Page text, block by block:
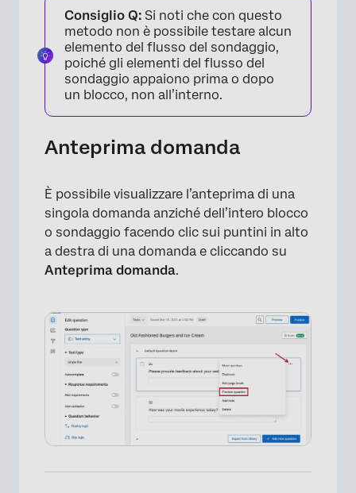
Consiglio Q: Si noti che con questo
metodo non è possibile testare alcun
elemento del flusso del sondaggio,
poiché gli elementi del flusso del
sondaggio appaiono prima o dopo
un blocco, non all’interno.
Anteprima domanda
È possibile visualizzare l’anteprima di una
singola domanda anziché dell’intero blocco
o sondaggio facendo clic sui puntini in alto
a destra di una domanda e cliccando su
Anteprima domanda.